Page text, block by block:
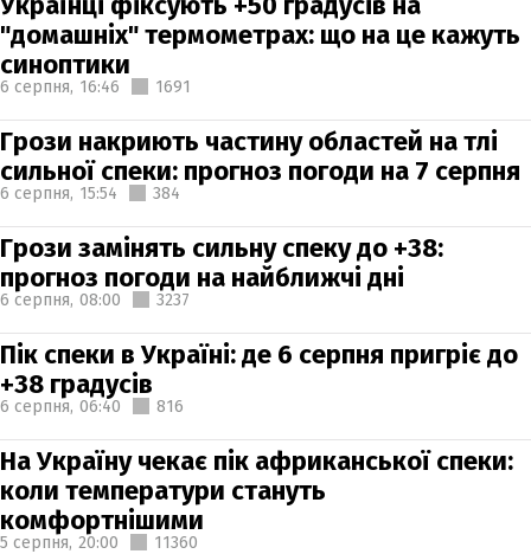
"домашніх" термометрах: що на це кажуть
синоптики
6 серпня, 16:46 1691
Грози накриють частину областей на тлі
сильної спеки: прогноз погоди на 7 серпня
6 серпня, 15:54 384
Грози замінять сильну спеку до +38:
прогноз погоди на найближчі дні
6 серпня, 08:00 3237
Пік спеки в Україні: де 6 серпня пригріє до
+38 градусів
6 серпня, 06:40 816
На Україну чекає пік африканської спеки:
коли температури стануть
комфортнішими
5 серпня, 20:00 11360